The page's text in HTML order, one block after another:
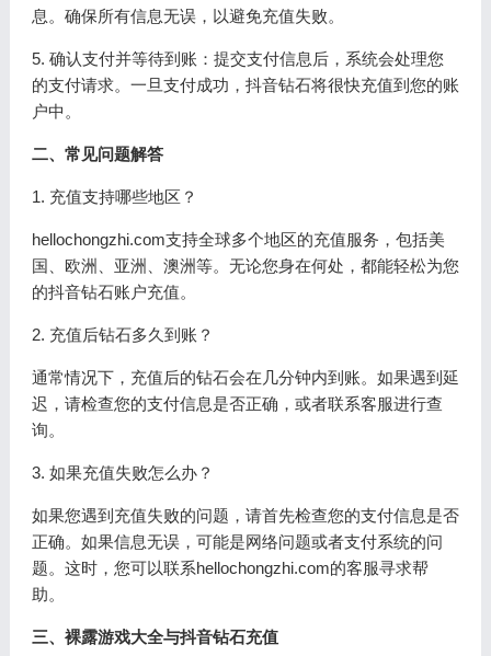
息。确保所有信息无误，以避免充值失败。
5. 确认支付并等待到账：提交支付信息后，系统会处理您
的支付请求。一旦支付成功，抖音钻石将很快充值到您的账
户中。
二、常见问题解答
1. 充值支持哪些地区？
hellochongzhi.com支持全球多个地区的充值服务，包括美
国、欧洲、亚洲、澳洲等。无论您身在何处，都能轻松为您
的抖音钻石账户充值。
2. 充值后钻石多久到账？
通常情况下，充值后的钻石会在几分钟内到账。如果遇到延
迟，请检查您的支付信息是否正确，或者联系客服进行查
询。
3. 如果充值失败怎么办？
如果您遇到充值失败的问题，请首先检查您的支付信息是否
正确。如果信息无误，可能是网络问题或者支付系统的问
题。这时，您可以联系hellochongzhi.com的客服寻求帮
助。
三、裸露游戏大全与抖音钻石充值